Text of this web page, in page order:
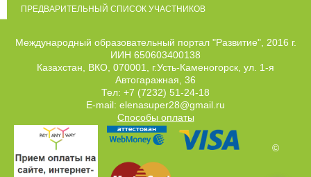
ПРЕДВАРИТЕЛЬНЫЙ СПИСОК УЧАСТНИКОВ
Международный образовательный портал "Развитие", 2016 г.
ИИН 650603400138
Казахстан, ВКО, 070001, г.Усть-Каменогорск, ул. 1-я
Автогаражная, 36
Тел: +7 (7232) 51-24-18
E-mail: elenasuper28@gmail.ru
Способы оплаты
©